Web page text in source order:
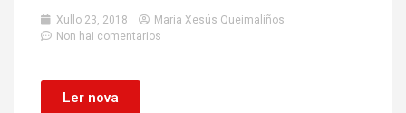
Xullo 23, 2018
Maria Xesús Queimaliños
Non hai comentarios
Ler nova